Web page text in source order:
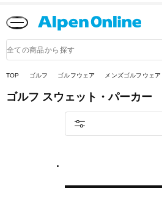
品
検
TOP
ゴルフ ゴルフウェア メンズゴルフウェア
ゴルフ スウェット・パーカー